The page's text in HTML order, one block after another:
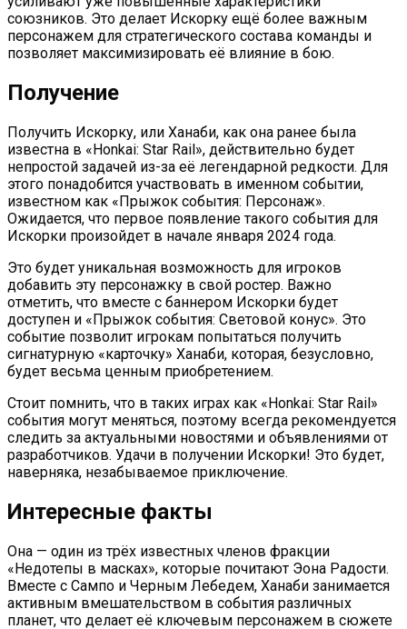
союзников. Это делает Искорку ещё более важным
персонажем для стратегического состава команды и
позволяет максимизировать её влияние в бою.
Получение
Получить Искорку, или Ханаби, как она ранее была
известна в «Honkai: Star Rail», действительно будет
непростой задачей из-за её легендарной редкости. Для
этого понадобится участвовать в именном событии,
известном как «Прыжок события: Персонаж».
Ожидается, что первое появление такого события для
Искорки произойдет в начале января 2024 года.
Это будет уникальная возможность для игроков
добавить эту персонажку в свой ростер. Важно
отметить, что вместе с баннером Искорки будет
доступен и «Прыжок события: Световой конус». Это
событие позволит игрокам попытаться получить
сигнатурную «карточку» Ханаби, которая, безусловно,
будет весьма ценным приобретением.
Стоит помнить, что в таких играх как «Honkai: Star Rail»
события могут меняться, поэтому всегда рекомендуется
следить за актуальными новостями и объявлениями от
разработчиков. Удачи в получении Искорки! Это будет,
наверняка, незабываемое приключение.
Интересные факты
Она — один из трёх известных членов фракции
«Недотепы в масках», которые почитают Эона Радости.
Вместе с Сампо и Черным Лебедем, Ханаби занимается
активным вмешательством в события различных
планет, что делает её ключевым персонажем в сюжете